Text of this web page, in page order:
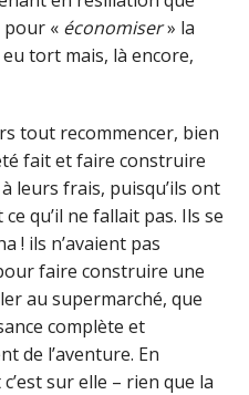
« économiser» la
tort mais, là encore,
tout recommencer, bien
fait et faire construire
leurs frais, puisqu’ils ont
qu’il ne fallait pas. Ils se
! ils n’avaient pas
faire construire une
au supermarché, que
complète et
de l’aventure. En
sur elle – rien que la